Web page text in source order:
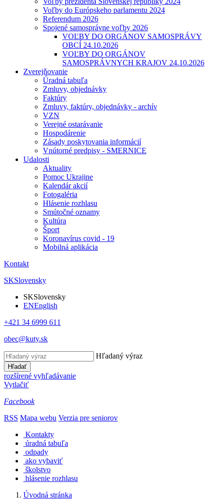
Voľby do Európskeho parlamentu 2024
Referendum 2026
Spojené samosprávne voľby 2026
VOĽBY DO ORGÁNOV SAMOSPRÁVY
OBCÍ 24.10.2026
VOĽBY DO ORGÁNOV
SAMOSPRÁVNYCH KRAJOV 24.10.2026
Zverejňovanie
Úradná tabuľa
Zmluvy, objednávky
Faktúry
Zmluvy, faktúry, objednávky - archív
VZN
Verejné ostarávanie
Hospodárenie
Zásady poskytovania informácií
Vnútorné predpisy - SMERNICE
Udalosti
Aktuality
Pomoc Ukrajine
Kalendár akcií
Fotogaléria
Hlásenie rozhlasu
Smútočné oznamy
Kultúra
Šport
Koronavírus covid - 19
Mobilná aplikácia
Kontakt
SKSlovensky
SKSlovensky
ENEnglish
+421 34 6999 611
obec@kuty.sk
Hľadaný výraz
Hľadať
rozšírené vyhľadávanie
Vytlačiť
Facebook
RSS Mapa webu Verzia pre seniorov
Kontakty
úradná tabuľa
odpady
ako vybaviť
školstvo
hlásenie rozhlasu
Úvodná stránka